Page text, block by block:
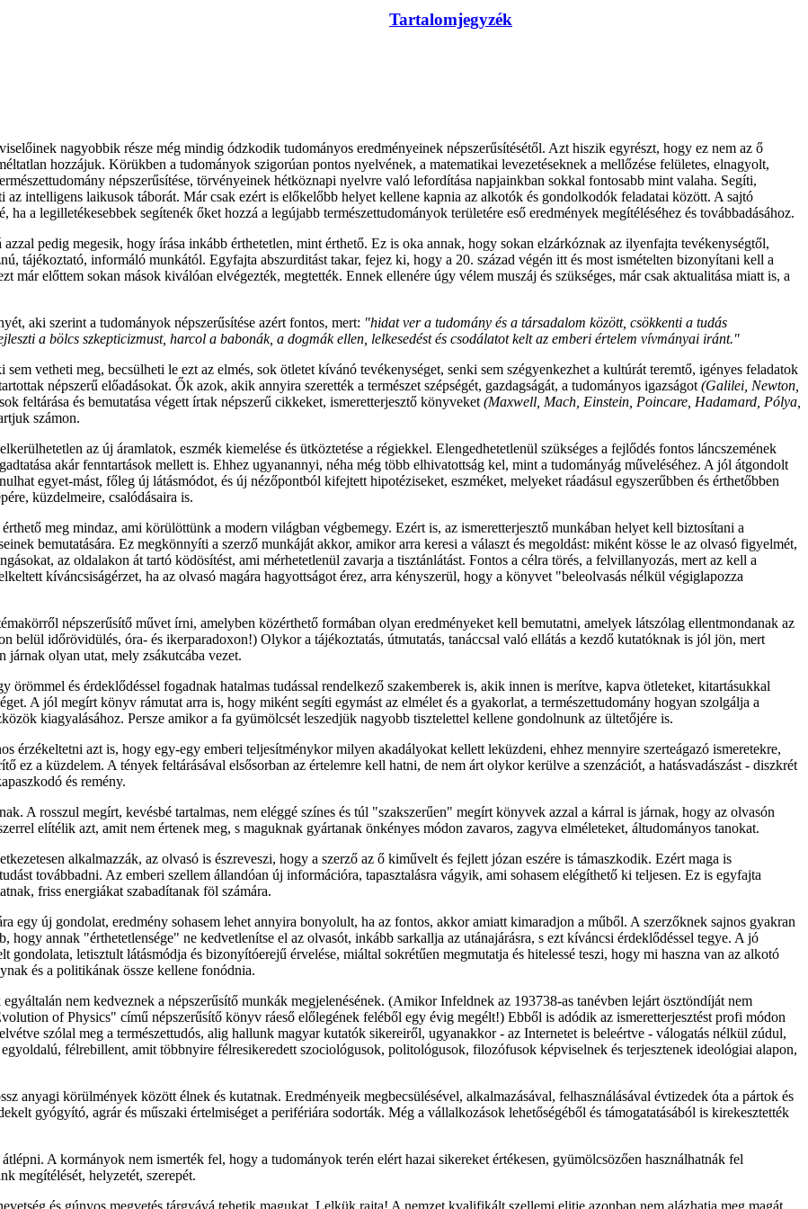
Tartalomjegyzék
nagyobbik része még mindig ódzkodik tudományos eredményeinek népszerűsítésétől. Azt hiszik egyrészt, hogy ez nem az ő
hozzájuk. Körükben a tudományok szigorúan pontos nyelvének, a matematikai levezetéseknek a mellőzése felületes, elnagyolt,
népszerűsítése, törvényeinek hétköznapi nyelvre való lefordítása napjainkban sokkal fontosabb mint valaha. Segíti,
intelligens laikusok táborát. Már csak ezért is előkelőbb helyet kellene kapnia az alkotók és gondolkodók feladatai között. A sajtó
a legilletékesebbek segítenék őket hozzá a legújabb természettudományok területére eső eredmények megítéléséhez és továbbadásához.
pedig megesik, hogy írása inkább érthetetlen, mint érthető. Ez is oka annak, hogy sokan elzárkóznak az ilyenfajta tevékenységtől,
tájékoztató, informáló munkától. Egyfajta abszurditást takar, fejez ki, hogy a 20. század végén itt és most ismételten bizonyítani kell a
már előttem sokan mások kiválóan elvégezték, megtették. Ennek ellenére úgy vélem muszáj és szükséges, már csak aktualitása miatt is, a
aki szerint a tudományok népszerűsítése azért fontos, mert: "hidat ver a tudomány és a társadalom között, csökkenti a tudás
a bölcs szkepticizmust, harcol a babonák, a dogmák ellen, lelkesedést és csodálatot kelt az emberi értelem vívmányai iránt."
vetheti meg, becsülheti le ezt az elmés, sok ötletet kívánó tevékenységet, senki sem szégyenkezhet a kultúrát teremtő, igényes feladatok
népszerű előadásokat. Ők azok, akik annyira szerették a természet szépségét, gazdagságát, a tudományos igazságot (Galilei, Newton,
feltárása és bemutatása végett írtak népszerű cikkeket, ismeretterjesztő könyveket (Maxwell, Mach, Einstein, Poincare, Hadamard, Pólya,
számon.
az új áramlatok, eszmék kiemelése és ütköztetése a régiekkel. Elengedhetetlenül szükséges a fejlődés fontos láncszemének
akár fenntartások mellett is. Ehhez ugyanannyi, néha még több elhivatottság kel, mint a tudományág műveléséhez. A jól átgondolt
egyet-mást, főleg új látásmódot, és új nézőpontból kifejtett hipotéziseket, eszméket, melyeket ráadásul egyszerűbben és érthetőbben
küzdelmeire, csalódásaira is.
meg mindaz, ami körülöttünk a modern világban végbemegy. Ezért is, az ismeretterjesztő munkában helyet kell biztosítani a
bemutatására. Ez megkönnyíti a szerző munkáját akkor, amikor arra keresi a választ és megoldást: miként kösse le az olvasó figyelmét,
az oldalakon át tartó ködösítést, ami mérhetetlenül zavarja a tisztánlátást. Fontos a célra törés, a felvillanyozás, mert az kell a
kíváncsiságérzet, ha az olvasó magára hagyottságot érez, arra kényszerül, hogy a könyvet "beleolvasás nélkül végiglapozza
népszerűsítő művet írni, amelyben közérthető formában olyan eredményeket kell bemutatni, amelyek látszólag ellentmondanak az
belül időrövidülés, óra- és ikerparadoxon!) Olykor a tájékoztatás, útmutatás, tanáccsal való ellátás a kezdő kutatóknak is jól jön, mert
járnak olyan utat, mely zsákutcába vezet.
és érdeklődéssel fogadnak hatalmas tudással rendelkező szakemberek is, akik innen is merítve, kapva ötleteket, kitartásukkal
A jól megírt könyv rámutat arra is, hogy miként segíti egymást az elmélet és a gyakorlat, a természettudomány hogyan szolgálja a
kiagyalásához. Persze amikor a fa gyümölcsét leszedjük nagyobb tisztelettel kellene gondolnunk az ültetőjére is.
érzékeltetni azt is, hogy egy-egy emberi teljesítménykor milyen akadályokat kellett leküzdeni, ehhez mennyire szerteágazó ismeretekre,
ez a küzdelem. A tények feltárásával elsősorban az értelemre kell hatni, de nem árt olykor kerülve a szenzációt, a hatásvadászást - diszkrét
és remény.
A rosszul megírt, kevésbé tartalmas, nem eléggé színes és túl "szakszerűen" megírt könyvek azzal a kárral is járnak, hogy az olvasón
elítélik azt, amit nem értenek meg, s maguknak gyártanak önkényes módon zavaros, zagyva elméleteket, áltudományos tanokat.
alkalmazzák, az olvasó is észreveszi, hogy a szerző az ő kiművelt és fejlett józan eszére is támaszkodik. Ezért maga is
továbbadni. Az emberi szellem állandóan új információra, tapasztalásra vágyik, ami sohasem elégíthető ki teljesen. Ez is egyfajta
friss energiákat szabadítanak föl számára.
egy új gondolat, eredmény sohasem lehet annyira bonyolult, ha az fontos, akkor amiatt kimaradjon a műből. A szerzőknek sajnos gyakran
annak "érthetetlensége" ne kedvetlenítse el az olvasót, inkább sarkallja az utánajárásra, s ezt kíváncsi érdeklődéssel tegye. A jó
gondolata, letisztult látásmódja és bizonyítóerejű érvelése, miáltal sokrétűen megmutatja és hitelessé teszi, hogy mi haszna van az alkotó
és a politikának össze kellene fonódnia.
nem kedveznek a népszerűsítő munkák megjelenésének. (Amikor Infeldnek az 193738-as tanévben lejárt ösztöndíját nem
of Physics" című népszerűsítő könyv ráeső előlegének feléből egy évig megélt!) Ebből is adódik az ismeretterjesztést profi módon
szólal meg a természettudós, alig hallunk magyar kutatók sikereiről, ugyanakkor - az Internetet is beleértve - válogatás nélkül zúdul,
félrebillent, amit többnyire félresikeredett szociológusok, politológusok, filozófusok képviselnek és terjesztenek ideológiai alapon,
anyagi körülmények között élnek és kutatnak. Eredményeik megbecsülésével, alkalmazásával, felhasználásával évtizedek óta a pártok és
gyógyító, agrár és műszaki értelmiséget a perifériára sodorták. Még a vállalkozások lehetőségéből és támogatatásából is kirekesztették
A kormányok nem ismerték fel, hogy a tudományok terén elért hazai sikereket értékesen, gyümölcsözően használhatnák fel
megítélését, helyzetét, szerepét.
és gúnyos megvetés tárgyává tehetik magukat. Lelkük rajta! A nemzet kvalifikált szellemi elitje azonban nem alázhatja meg magát